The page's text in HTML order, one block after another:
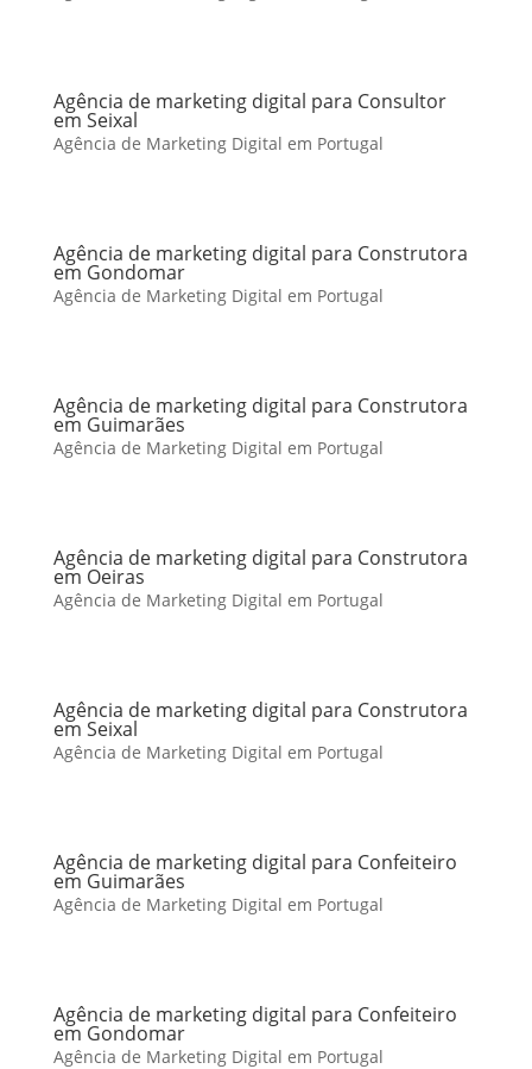
Agência de marketing digital para Consultor
em Seixal
Agência de Marketing Digital em Portugal
Agência de marketing digital para Construtora
em Gondomar
Agência de Marketing Digital em Portugal
Agência de marketing digital para Construtora
em Guimarães
Agência de Marketing Digital em Portugal
Agência de marketing digital para Construtora
em Oeiras
Agência de Marketing Digital em Portugal
Agência de marketing digital para Construtora
em Seixal
Agência de Marketing Digital em Portugal
Agência de marketing digital para Confeiteiro
em Guimarães
Agência de Marketing Digital em Portugal
Agência de marketing digital para Confeiteiro
em Gondomar
Agência de Marketing Digital em Portugal